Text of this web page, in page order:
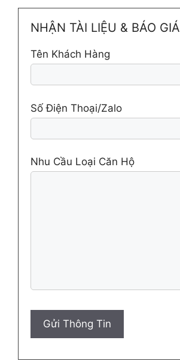
NHẬN TÀI LIỆU & BÁO GIÁ
Tên Khách Hàng
Số Điện Thoại/Zalo
Nhu Cầu Loại Căn Hộ